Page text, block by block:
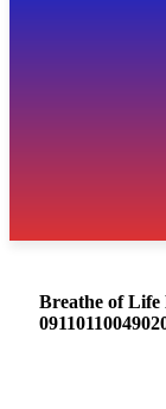
Breathe of